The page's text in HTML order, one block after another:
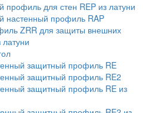
профиль для стен REP из латуни
настенный профиль RAP
ZRR для защиты внешних
латуни
защитный профиль RE
защитный профиль RE2
защитный профиль RE из